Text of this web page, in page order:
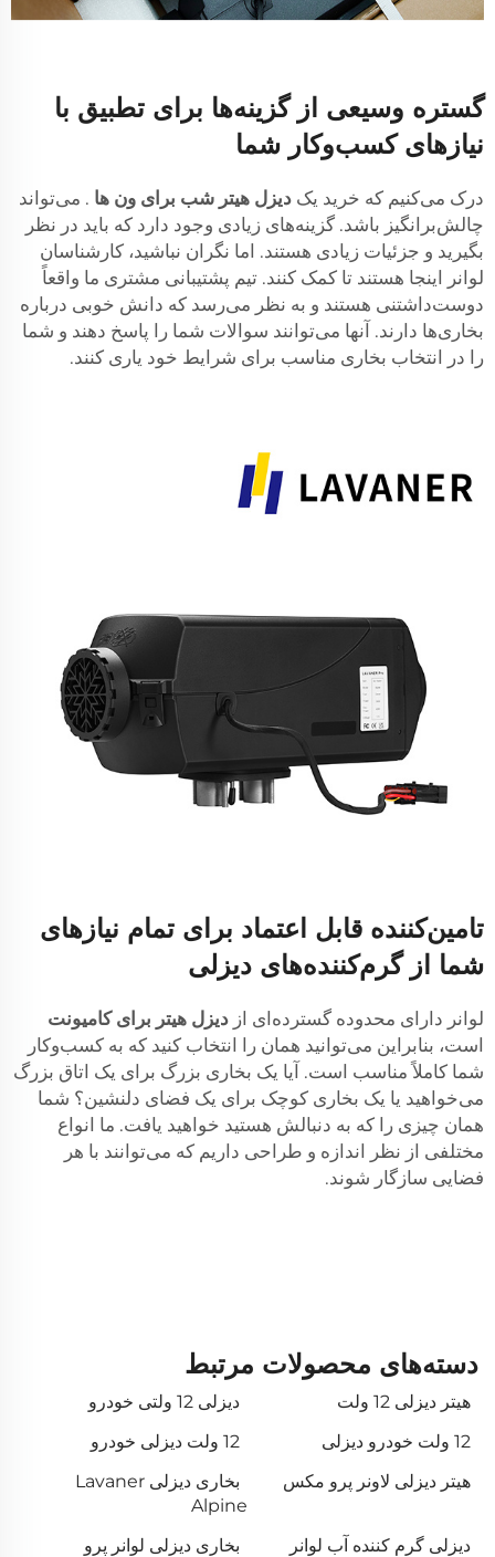
گستره وسیعی از گزینه‌ها برای تطبیق با
نیازهای کسب‌وکار شما
درک می‌کنیم که خرید یک دیزل هیتر شب برای ون ها . می‌تواند
چالش‌برانگیز باشد. گزینه‌های زیادی وجود دارد که باید در نظر
بگیرید و جزئیات زیادی هستند. اما نگران نباشید، کارشناسان
لوانر اینجا هستند تا کمک کنند. تیم پشتیبانی مشتری ما واقعاً
دوست‌داشتنی هستند و به نظر می‌رسد که دانش خوبی درباره
بخاری‌ها دارند. آنها می‌توانند سوالات شما را پاسخ دهند و شما
را در انتخاب بخاری مناسب برای شرایط خود یاری کنند.
تامین‌کننده قابل اعتماد برای تمام نیازهای
شما از گرم‌کننده‌های دیزلی
لوانر دارای محدوده گسترده‌ای از دیزل هیتر برای کامیونت
است، بنابراین می‌توانید همان را انتخاب کنید که به کسب‌وکار
شما کاملاً مناسب است. آیا یک بخاری بزرگ برای یک اتاق بزرگ
می‌خواهید یا یک بخاری کوچک برای یک فضای دلنشین؟ شما
همان چیزی را که به دنبالش هستید خواهید یافت. ما انواع
مختلفی از نظر اندازه و طراحی داریم که می‌توانند با هر
فضایی سازگار شوند.
دسته‌های محصولات مرتبط
هیتر دیزلی 12 ولت
دیزلی 12 ولتی خودرو
12 ولت خودرو دیزلی
12 ولت دیزلی خودرو
هیتر دیزلی لاونر پرو مکس
بخاری دیزلی Lavaner
Alpine
دیزلی گرم کننده آب لوانر
بخاری دیزلی لوانر پرو